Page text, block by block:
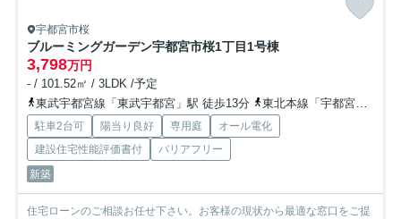
宇都宮市桜
ブルーミングガーデン宇都宮市桜1丁目1号棟
3,798万円
- / 101.52㎡ / 3LDK /予定
東武宇都宮線「東武宇都宮」駅 徒歩13分
東北本線「宇都宮」駅 徒歩34分
駐車2台可 陽当り良好 専用庭
オール電化
建設住宅性能評価書付
バリアフリー
新築
住宅ローンのご相談お任せ下さい。お客様の現状から最適な窓口をご提